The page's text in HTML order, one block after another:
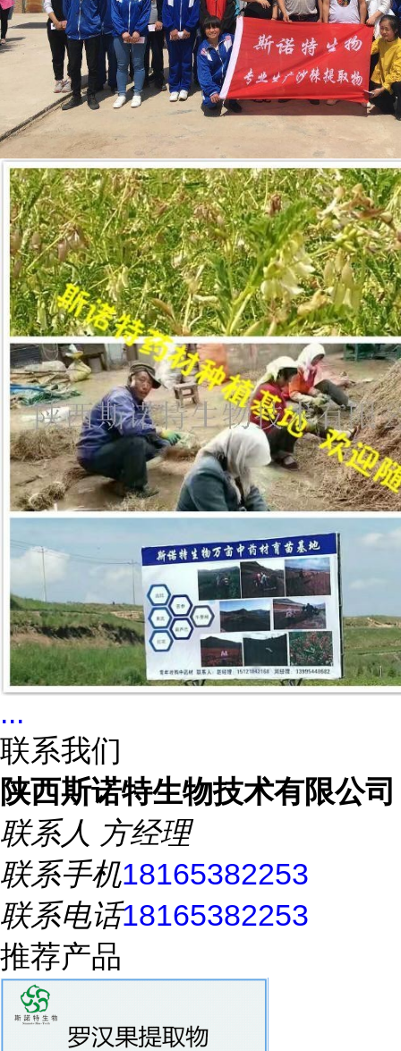
...
联系我们
陕西斯诺特生物技术有限公司
联系人 方经理
联系手机18165382253
联系电话18165382253
推荐产品